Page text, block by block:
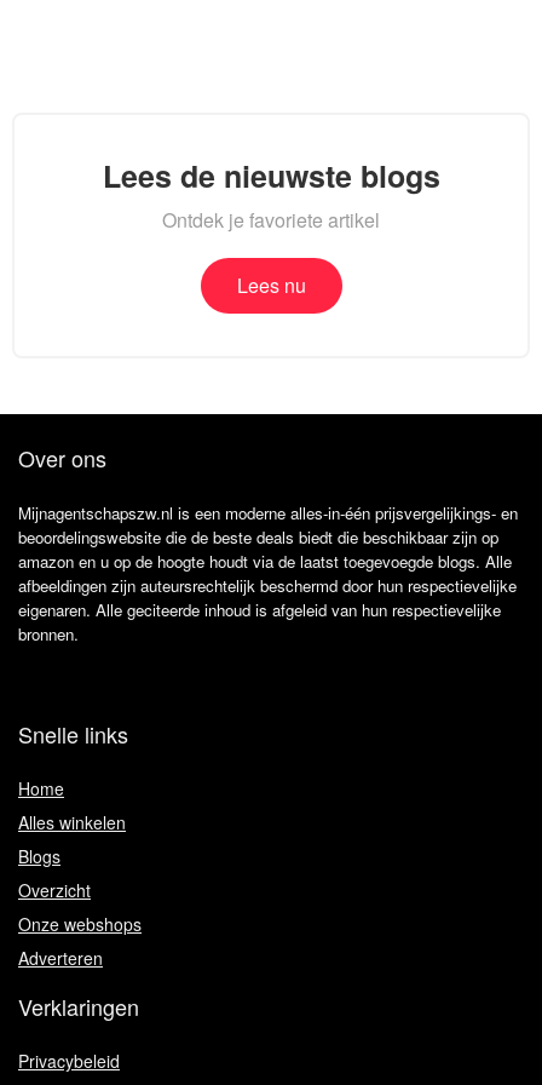
Lees de nieuwste blogs
Ontdek je favoriete artikel
Lees nu
Over ons
Mijnagentschapszw.nl is een moderne alles-in-één prijsvergelijkings- en
beoordelingswebsite die de beste deals biedt die beschikbaar zijn op
amazon en u op de hoogte houdt via de laatst toegevoegde blogs. Alle
afbeeldingen zijn auteursrechtelijk beschermd door hun respectievelijke
eigenaren. Alle geciteerde inhoud is afgeleid van hun respectievelijke
bronnen.
Snelle links
Home
Alles winkelen
Blogs
Overzicht
Onze webshops
Adverteren
Verklaringen
Privacybeleid